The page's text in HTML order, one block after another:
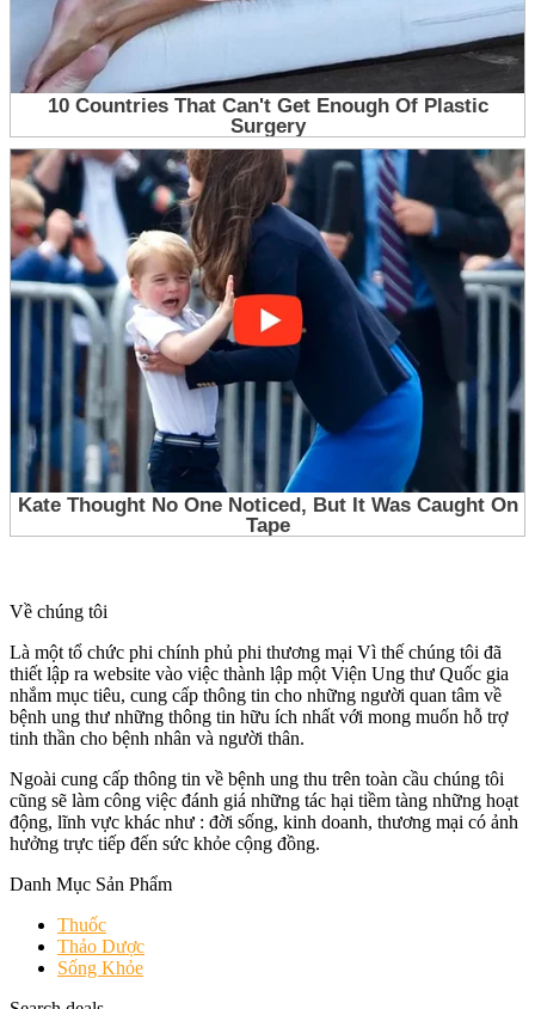
Về chúng tôi
Là một tổ chức phi chính phủ phi thương mại Vì thế chúng tôi đã
thiết lập ra website vào việc thành lập một Viện Ung thư Quốc gia
nhắm mục tiêu, cung cấp thông tin cho những người quan tâm về
bệnh ung thư những thông tin hữu ích nhất với mong muốn hỗ trợ
tinh thần cho bệnh nhân và người thân.
Ngoài cung cấp thông tin về bệnh ung thu trên toàn cầu chúng tôi
cũng sẽ làm công việc đánh giá những tác hại tiềm tàng những hoạt
động, lĩnh vực khác như : đời sống, kinh doanh, thương mại có ảnh
hưởng trực tiếp đến sức khỏe cộng đồng.
Danh Mục Sản Phẩm
Thuốc
Thảo Dược
Sống Khỏe